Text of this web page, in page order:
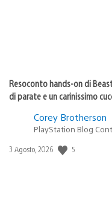
Resoconto hands-on di
di parate e un carinissimo
Corey Brotherson
PlayStation Blog
Data
3 Agosto, 2026 5